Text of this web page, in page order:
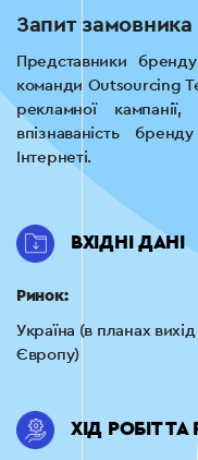
Запит замовника
Представники
команди Outsourcing
рекламної
впізнаваність
Інтернеті.
ВХІДНІ ДАНІ
Ринок:
Україна (в планах вихід
Європу)
ХІД РОБІТ ТА